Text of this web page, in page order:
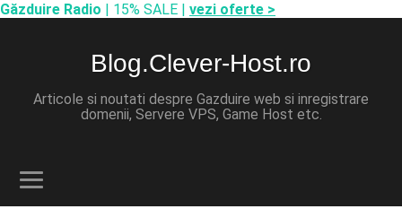
Găzduire Radio | 15% SALE | vezi oferte >
Blog.Clever-Host.ro
Articole si noutati despre Gazduire web si inregistrare
domenii, Servere VPS, Game Host etc.